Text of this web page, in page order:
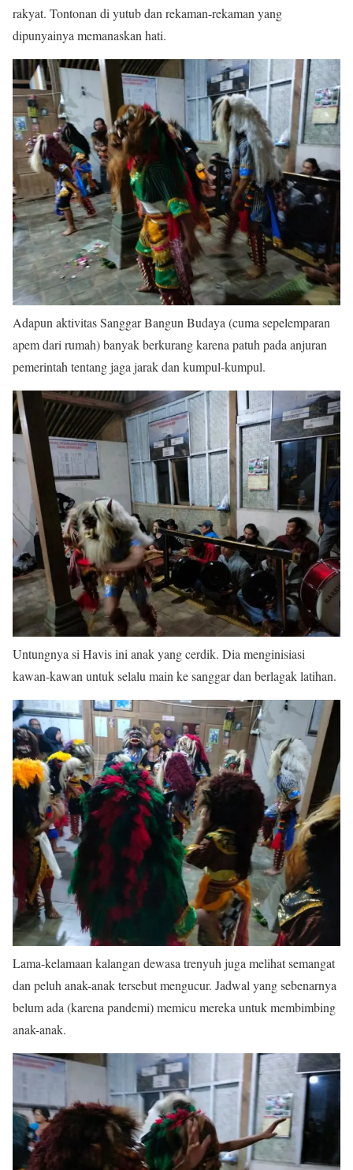
rakyat. Tontonan di yutub dan rekaman-rekaman yang
dipunyainya memanaskan hati.
Adapun aktivitas Sanggar Bangun Budaya (cuma sepelemparan
apem dari rumah) banyak berkurang karena patuh pada anjuran
pemerintah tentang jaga jarak dan kumpul-kumpul.
Untungnya si Havis ini anak yang cerdik. Dia menginisiasi
kawan-kawan untuk selalu main ke sanggar dan berlagak latihan.
Lama-kelamaan kalangan dewasa trenyuh juga melihat semangat
dan peluh anak-anak tersebut mengucur. Jadwal yang sebenarnya
belum ada (karena pandemi) memicu mereka untuk membimbing
anak-anak.